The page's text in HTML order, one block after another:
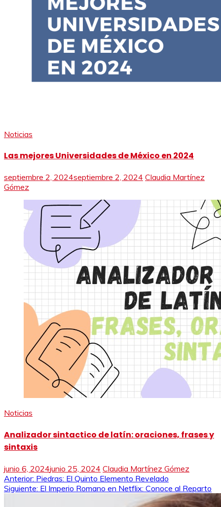
Noticias
Las mejores Universidades de México en 2024
septiembre 2, 2024septiembre 2, 2024 Claudia Martínez
Gómez
Noticias
Analizador sintactico de latín: oraciones, frases y
sintaxis
junio 6, 2024junio 25, 2024 Claudia Martínez Gómez
Navegación
de
Anterior: Piedras: El Quinto Elemento Revelado
Siguiente: El Imperio Romano en Netflix: Conoce al Reparto